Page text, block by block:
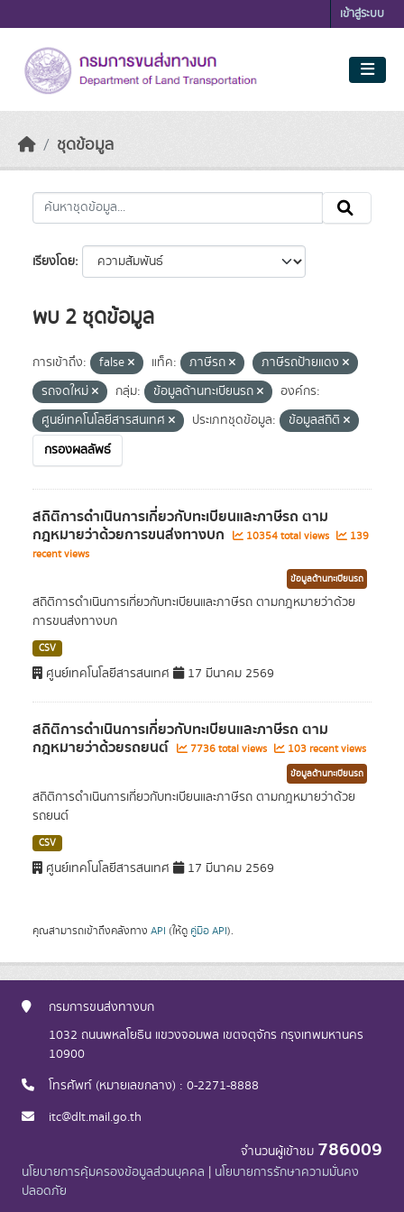
เข้าสู่ระบบ
ชุดข้อมูล
เรียงโดย
พบ 2 ชุดข้อมูล
การเข้าถึง: false แท็ค: ภาษีรถ
ภาษีรถป้ายแดง
รถจดใหม่
กลุ่ม: ข้อมูลด้านทะเบียนรถ
องค์กร:
ศูนย์เทคโนโลยีสารสนเทศ
ประเภทชุดข้อมูล:
ข้อมูลสถิติ
กรองผลลัพธ์
สถิติการดำเนินการเกี่ยวกับทะเบียนและภาษีรถ ตาม
กฎหมายว่าด้วยการขนส่งทางบก 10354 total views
139
recent views
ข้อมูลด้านทะเบียนรถ
สถิติการดำเนินการเกี่ยวกับทะเบียนและภาษีรถ ตามกฎหมายว่าด้วย
การขนส่งทางบก
CSV
ศูนย์เทคโนโลยีสารสนเทศ 17 มีนาคม 2569
สถิติการดำเนินการเกี่ยวกับทะเบียนและภาษีรถ ตาม
กฎหมายว่าด้วยรถยนต์ 7736 total views 103 recent views
ข้อมูลด้านทะเบียนรถ
สถิติการดำเนินการเกี่ยวกับทะเบียนและภาษีรถ ตามกฎหมายว่าด้วย
รถยนต์
CSV
ศูนย์เทคโนโลยีสารสนเทศ 17 มีนาคม 2569
คุณสามารถเข้าถึงคลังทาง API (ให้ดู คู่มือ API).
กรมการขนส่งทางบก
1032 ถนนพหลโยธิน แขวงจอมพล เขตจตุจักร กรุงเทพมหานคร
10900
โทรศัพท์ (หมายเลขกลาง) : 0-2271-8888
itc@dlt.mail.go.th
จำนวนผู้เข้าชม 786009
นโยบายการคุ้มครองข้อมูลส่วนบุคคล | นโยบายการรักษาความมั่นคง
ปลอดภัย